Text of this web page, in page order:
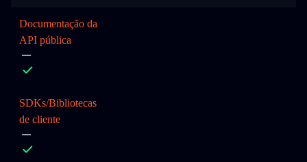
Documentação da
API pública
SDKs/Bibliotecas
de cliente